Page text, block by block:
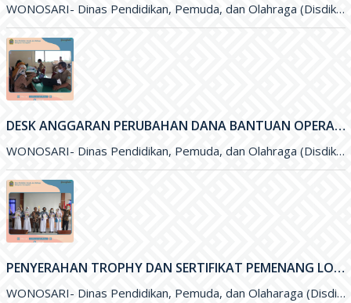
WONOSARI- Dinas Pendidikan, Pemuda, dan Olahraga (Disdikpora) Kabupaten Gunungkidul melalui Subbagian Perencanaan menyelengarakan kegiatan Sosialisai Dana Bantuan Operasional Sekolah (BOS
DESK ANGGARAN PERUBAHAN DANA BANTUAN OPERASIONAL SEKOLAH (BOS) 2021
WONOSARI- Dinas Pendidikan, Pemuda, dan Olahraga (Disdikpora) Kabupaten Gunungkidul menyelenggarakan kegiatan Desk Anggaran Perubahan Dana Bantuan Operasional Sekolah&nbsp; (BOS
PENYERAHAN TROPHY DAN SERTIFIKAT PEMENANG LOMBA OLIMPIADE SAINS NASIONAL (OSN) DAN FESTIVAL LOMBA SENI NASIONAL (FLSSN) JENJANG SMP TINGKAT KABUPATEN
WONOSARI- Dinas Pendidikan, Pemuda, dan Olaharaga (Disdikpora) Kabupaten Gunungkidul melalui Bidang Sekolah Menegah Pertama (SMP) melaksanakan kegiatan penyerahan Trophy dan